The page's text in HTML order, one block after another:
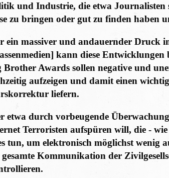
und Industrie, die etwa Journalisten
zu bringen oder gut zu finden haben
ein massiver und andauernder Druck
kann diese Entwicklungen
Brother Awards sollen negative und
aufzeigen und damit einen
liefern.
etwa durch vorbeugende
Terroristen aufspüren will, die - wie
tun, um elektronisch möglichst wenig
gesamte Kommunikation der